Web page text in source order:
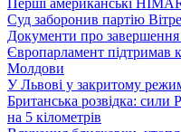
Перші американські
Суд заборонив партію
Документи про завершення
Європарламент підтримав
Молдови
У Львові у закритому
Британська розвідка: сили
на 5 кілометрів